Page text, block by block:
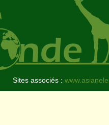
Sites associés :